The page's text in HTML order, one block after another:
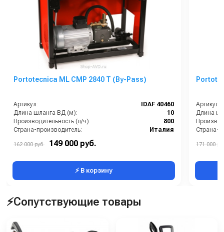
Portotecnica ML CMP 2840 T (By-Pass)
Артикул:
IDAF 40460
Длина шланга ВД (м):
10
Производительность (л/ч):
800
Страна-производитель:
Италия
Электропитание:
162 000 руб. 149 000 руб.
⚡ В корзину
Артикул:
Длина
Страна-
171 000
⚡Сопутствующие товары